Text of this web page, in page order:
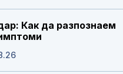
Как да разпознаем